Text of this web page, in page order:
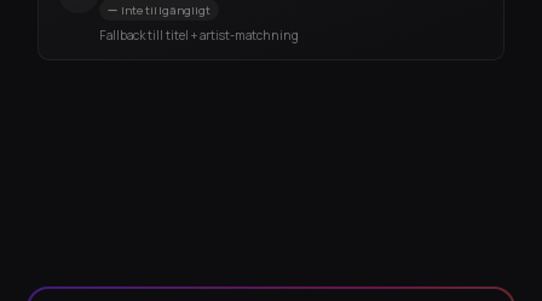
Inte tillgängligt
Fallback till titel + artist-matchning